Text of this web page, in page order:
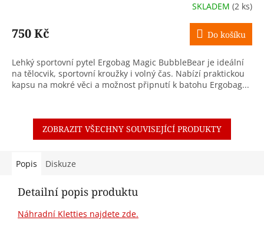
SKLADEM (2 ks)
750 Kč Do košíku
Lehký sportovní pytel Ergobag Magic BubbleBear je ideální
na tělocvik, sportovní kroužky i volný čas. Nabízí praktickou
kapsu na mokré věci a možnost připnutí k batohu Ergobag...
ZOBRAZIT VŠECHNY SOUVISEJÍCÍ PRODUKTY
Popis Diskuze
Detailní popis produktu
Náhradní Kletties najdete zde.